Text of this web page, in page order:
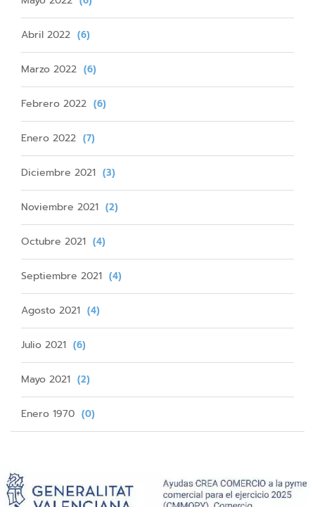
Abril 2022 (6)
Marzo 2022 (6)
Febrero 2022 (6)
Enero 2022 (7)
Diciembre 2021 (3)
Noviembre 2021 (2)
Octubre 2021 (4)
Septiembre 2021 (4)
Agosto 2021 (4)
Julio 2021 (6)
Mayo 2021 (2)
Enero 1970 (0)